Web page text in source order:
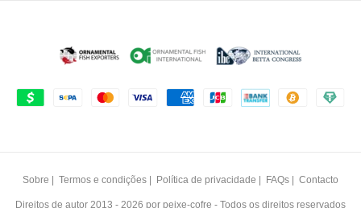
Sobre | Termos e condições | Política de privacidade | FAQs | Contacto
Direitos de autor 2013 - 2026 por peixe-cofre - Todos os direitos reservados